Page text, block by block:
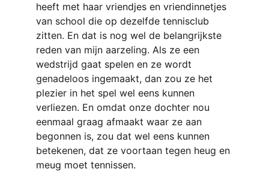
heeft met haar vriendjes en vriendinnetjes
van school die op dezelfde tennisclub
zitten. En dat is nog wel de belangrijkste
reden van mijn aarzeling. Als ze een
wedstrijd gaat spelen en ze wordt
genadeloos ingemaakt, dan zou ze het
plezier in het spel wel eens kunnen
verliezen. En omdat onze dochter nou
eenmaal graag afmaakt waar ze aan
begonnen is, zou dat wel eens kunnen
betekenen, dat ze voortaan tegen heug en
meug moet tennissen.